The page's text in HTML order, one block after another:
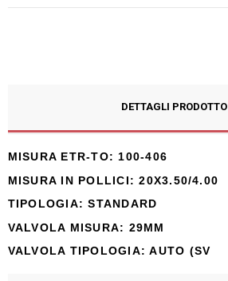
DETTAGLI PRODOTTO
MISURA ETR-TO:100-406
MISURA IN POLLICI:20X3.50/4.00
TIPOLOGIA: STANDARD
VALVOLA MISURA: 29MM
VALVOLA TIPOLOGIA: AUTO (SV